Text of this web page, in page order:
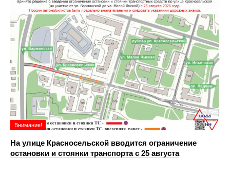
Внимание!
На улице Красносельской вводится ограничение
остановки и стоянки транспорта с 25 августа